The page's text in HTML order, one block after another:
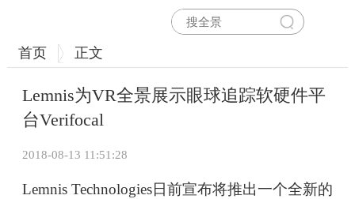
首页 正文
Lemnis为VR全景展示眼球追踪软硬件平
台Verifocal
2018-08-13 11:51:28
Lemnis Technologies日前宣布将推出一个全新的